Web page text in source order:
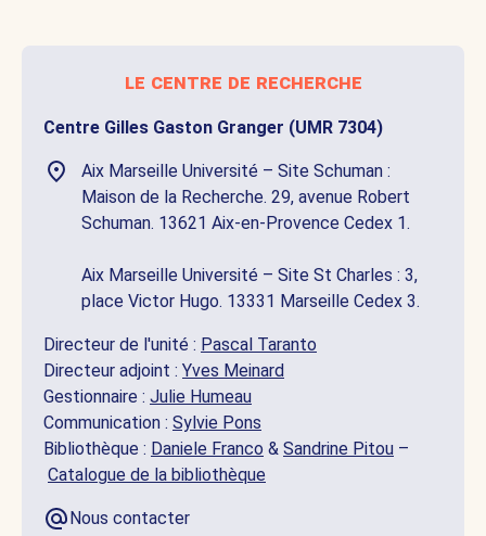
le centre de recherche
Centre Gilles Gaston Granger (UMR 7304)
Aix Marseille Université – Site Schuman :
Maison de la Recherche. 29, avenue Robert
Schuman. 13621 Aix-en-Provence Cedex 1.
Aix Marseille Université – Site St Charles : 3,
place Victor Hugo. 13331 Marseille Cedex 3.
Directeur de l'unité : Pascal Taranto
Directeur adjoint : Yves Meinard
Gestionnaire : Julie Humeau
Communication : Sylvie Pons
Bibliothèque : Daniele Franco & Sandrine Pitou –
Catalogue de la bibliothèque
Nous contacter